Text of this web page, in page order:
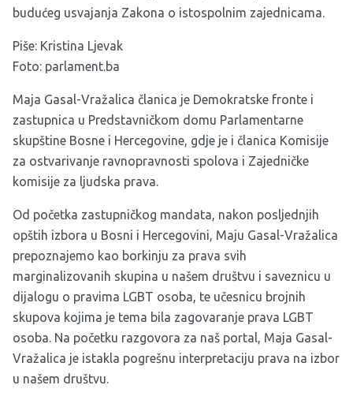
budućeg usvajanja Zakona o istospolnim zajednicama.
Piše: Kristina Ljevak
Foto: parlament.ba
Maja Gasal-Vražalica članica je Demokratske fronte i
zastupnica u Predstavničkom domu Parlamentarne
skupštine Bosne i Hercegovine, gdje je i članica Komisije
za ostvarivanje ravnopravnosti spolova i Zajedničke
komisije za ljudska prava.
Od početka zastupničkog mandata, nakon posljednjih
opštih izbora u Bosni i Hercegovini, Maju Gasal-Vražalica
prepoznajemo kao borkinju za prava svih
marginalizovanih skupina u našem društvu i saveznicu u
dijalogu o pravima LGBT osoba, te učesnicu brojnih
skupova kojima je tema bila zagovaranje prava LGBT
osoba. Na početku razgovora za naš portal, Maja Gasal-
Vražalica je istakla pogrešnu interpretaciju prava na izbor
u našem društvu.